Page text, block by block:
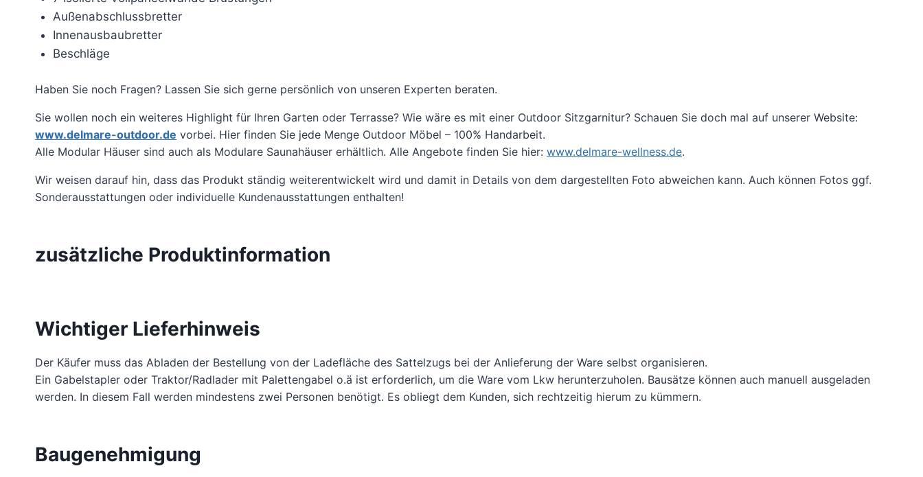
Außenabschlussbretter
Innenausbaubretter
Beschläge
Haben Sie noch Fragen? Lassen Sie sich gerne persönlich von unseren Experten beraten.
Sie wollen noch ein weiteres Highlight für Ihren Garten oder Terrasse? Wie wäre es mit einer Outdoor Sitzgarnitur? Schauen Sie doch mal auf unserer Website:
www.delmare-outdoor.de vorbei. Hier finden Sie jede Menge Outdoor Möbel – 100% Handarbeit.
Alle Modular Häuser sind auch als Modulare Saunahäuser erhältlich. Alle Angebote finden Sie hier: www.delmare-wellness.de.
Wir weisen darauf hin, dass das Produkt ständig weiterentwickelt wird und damit in Details von dem dargestellten Foto abweichen kann. Auch können Fotos ggf.
Sonderausstattungen oder individuelle Kundenausstattungen enthalten!
zusätzliche Produktinformation
Wichtiger Lieferhinweis
Der Käufer muss das Abladen der Bestellung von der Ladefläche des Sattelzugs bei der Anlieferung der Ware selbst organisieren.
Ein Gabelstapler oder Traktor/Radlader mit Palettengabel o.ä ist erforderlich, um die Ware vom Lkw herunterzuholen. Bausätze können auch manuell ausgeladen
werden. In diesem Fall werden mindestens zwei Personen benötigt. Es obliegt dem Kunden, sich rechtzeitig hierum zu kümmern.
Baugenehmigung